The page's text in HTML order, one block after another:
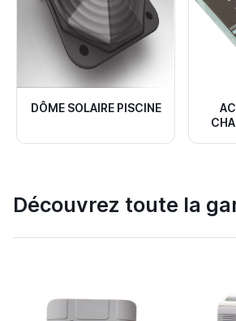
DÔME SOLAIRE PISCINE
Découvrez toute la